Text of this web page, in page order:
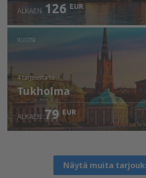
ALKAEN 126 EUR
RUOTSI
4 tarjoustato
Tukholma
ALKAEN 79 EUR
Näytä muita